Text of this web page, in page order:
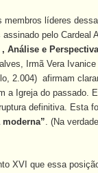
membros líderes
assinado pelo Cardeal
, Análise e
Irmã Vera
2.004) afirmam
a Igreja do passado.
definitiva. Esta
. (Na
XVI que essa